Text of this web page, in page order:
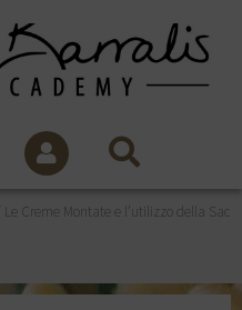
/ Le Creme Montate e l’utilizzo della Sac